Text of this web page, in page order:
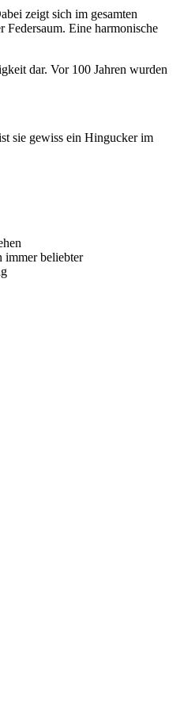
zeigt sich im gesamten
Eine harmonische
dar. Vor 100 Jahren wurden
sie gewiss ein Hingucker im
immer beliebter